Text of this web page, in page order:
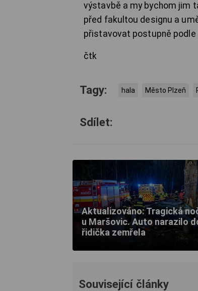
výstavbě a my bychom jim
před fakultou designu a
přistavovat postupně podle
čtk
Tagy: hala Město Plzeň
Sdílet:
Aktualizováno: Tragická
u Maršovic. Auto narazilo
řidička zemřela
Související články